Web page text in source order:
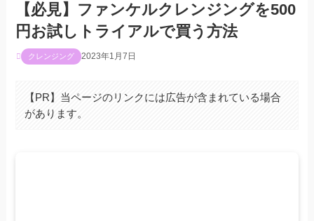
【必見】ファンケルクレンジングを500
円お試しトライアルで買う方法
クレンジング 2023年1月7日
【PR】当ページのリンクには広告が含まれている場合
があります。